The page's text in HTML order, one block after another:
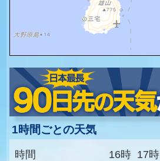
1時間ごとの天気
時間
16時 17時